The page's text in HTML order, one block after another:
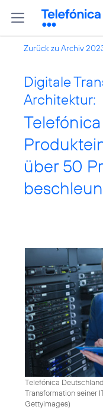
Zurück zu Archiv
Digitale
Architektur:
über 50
Telefónica
Transformation seiner
Gettyimages)